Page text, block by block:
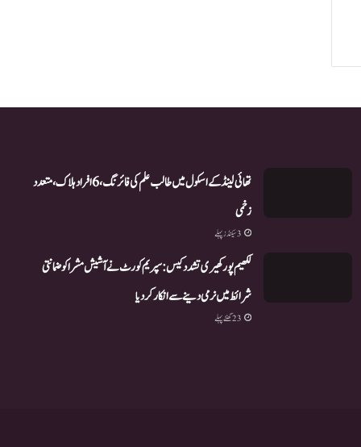
تھائی لینڈ کے اسکول میں طالب علم کی فائرنگ، 6 افراد ہلاک، متعدد
زخمی
3 سیکنڈز پہلے
لکھیم پور کھیری تشدد کیس: سپریم کورٹ نے آشیش مشرا کو ضمانتی
شرائط میں نرمی دینے سے انکار کر دیا
23 گھنٹے پہلے